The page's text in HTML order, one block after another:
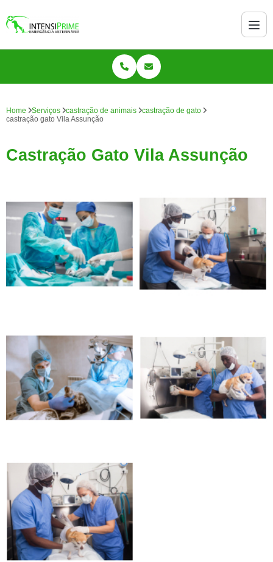
Home Serviços castração de animais
castração de gato
castração gato Vila Assunção
Castração Gato Vila Assunção